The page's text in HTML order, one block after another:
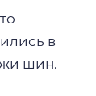
в
шин.